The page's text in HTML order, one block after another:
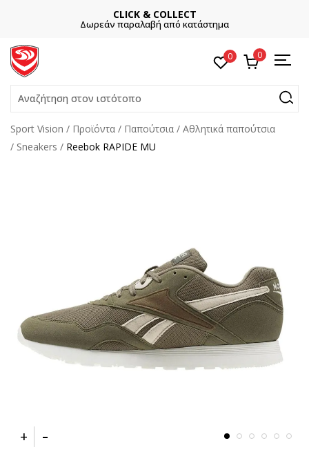
CLICK & COLLECT
Δωρεάν παραλαβή από κατάστημα
0 0
Αναζήτηση στον ιστότοπο
Sport Vision Προϊόντα Παπούτσια
Αθλητικά παπούτσια
Sneakers
Reebok RAPIDE MU